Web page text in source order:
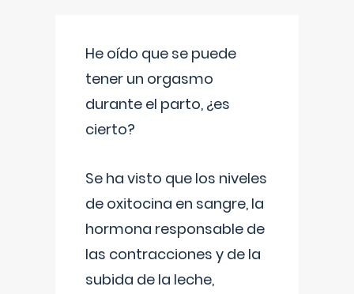
He oído que se puede
tener un orgasmo
durante el parto, ¿es
cierto?
Se ha visto que los niveles
de oxitocina en sangre, la
hormona responsable de
las contracciones y de la
subida de la leche,